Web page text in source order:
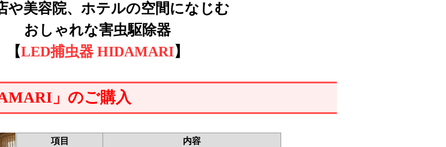
や美容院、ホテルの空間になじむ
おしゃれな害虫駆除器
【LED捕虫器 HIDAMARI】
」のご購入
項目
内容